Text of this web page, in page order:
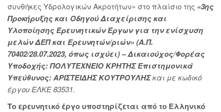
συνθήκες Υδρολογικών Ακροτήτων» στο πλαίσιο της «3ης
Προκήρυξης και Οδηγού Διαχείρισης και
Υλοποίησης Ερευνητικών Έργων για την ενίσχυση
μελών ΔΕΠ και Ερευνητών/ριών» (Α.Π.
70402/28.07.2023, όπως ισχύει) – Δικαιούχος/Φορέας
Υποδοχής: ΠΟΛΥΤΕΧΝΕΙΟ ΚΡΗΤΗΣ Επιστημονικά
Υπεύθυνος: ΑΡΙΣΤΕΙΔΗΣ ΚΟΥΤΡΟΥΛΗΣκαι με κωδικό
έργου ΕΛΚΕ 83531.
Το ερευνητικό έργο υποστηρίζεται από το Ελληνικό